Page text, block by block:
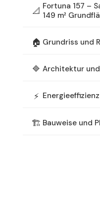
📐 Fortuna 157 –
149 m²
🏠 Grundriss und
🔷 Architektur
⚡
🏗️ Bauweise und